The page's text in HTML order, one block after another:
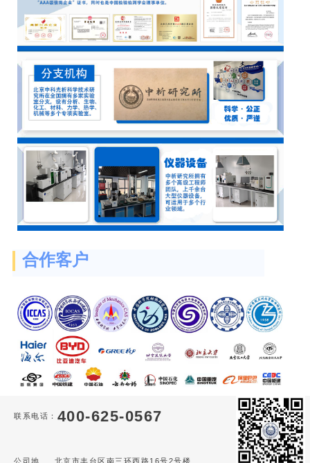
合作客户
联系电话： 400-625-0567
公司地 北京市丰台区南三环西路16号2号楼